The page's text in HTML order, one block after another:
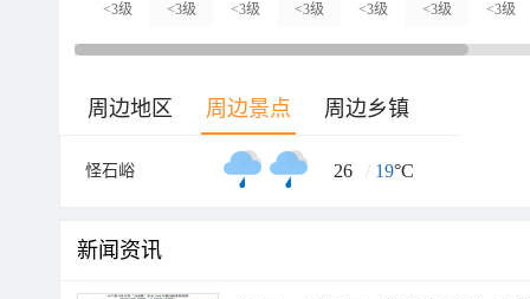
<3级 <3级 <3级 <3级 <3级 <3级 <3级
周边地区 周边景点 周边乡镇
怪石峪 26 / 19°C
新闻资讯